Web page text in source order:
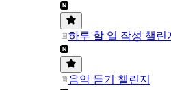
하루 할 일 작성 챌린
음악 듣기 챌린지